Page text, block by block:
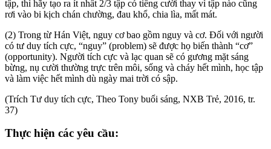
tập, thì hãy tạo ra ít nhất 2/3 tập có tiếng cười thay vì tập nào cũng
rơi vào bi kịch chán chường, đau khổ, chia lìa, mất mát.
(2) Trong từ Hán Việt, nguy cơ bao gồm nguy và cơ. Đối với người
có tư duy tích cực, “nguy” (problem) sẽ được họ biến thành “cơ”
(opportunity). Người tích cực và lạc quan sẽ có gương mặt sáng
bừng, nụ cười thường trực trên môi, sống và cháy hết mình, học tập
và làm việc hết mình dù ngày mai trời có sập.
(Trích Tư duy tích cực, Theo Tony buổi sáng, NXB Trẻ, 2016, tr.
37)
Thực hiện các yêu cầu: